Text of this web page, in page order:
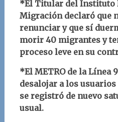
*El Titular del Instituto
Migración declaró que
renunciar y que sí
morir 40 migrantes y
proceso leve en su
*El METRO de la Línea
desalojar a los
se registró de nuevo
usual.